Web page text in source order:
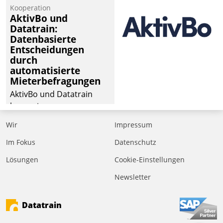
operativen
Instandhaltung in die
SAP-Systemlandschaft
deutscher
Wohnungsunternehmen
– und beschleunigt damit
den Weg vom
Mieteranliegen zum
Dienstleisterauftrag.
Kooperation
AktivBo und
Datatrain:
Datenbasierte
Entscheidungen
durch
automatisierte
Mieterbefragungen
AktivBo und Datatrain
kooperieren –
profitieren: Die nahtlose
Integration der Lösungen
Datatrain ermöglicht
Mieterbefragungen – eine
starke Grundlage für
Wir
Im Fokus
Lösungen
Impressum
Datenschutz
Cookie-Einstellungen
Newsletter
Datatrain